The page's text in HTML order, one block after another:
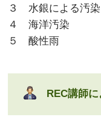
３ 水銀による汚
４ 海洋汚染
５ 酸性雨 ・
REC講師